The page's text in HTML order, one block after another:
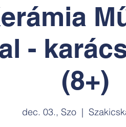
-
(8+)
dec. 03., Szo
  |